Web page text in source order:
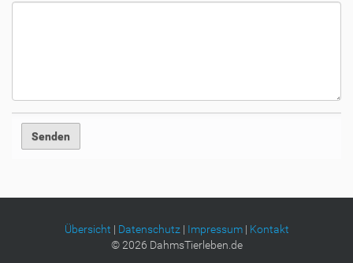
Übersicht | Datenschutz| Impressum| Kontakt
©2026 DahmsTierleben.de